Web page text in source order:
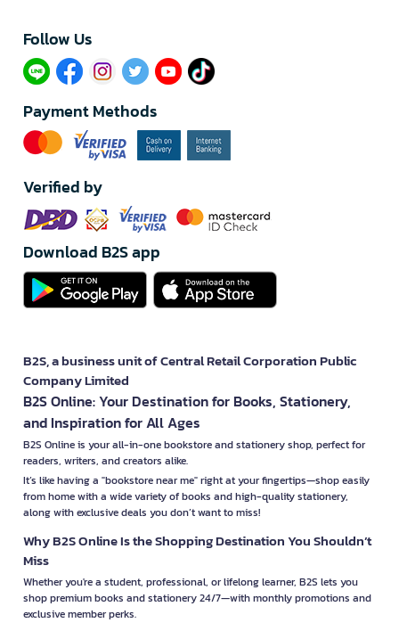
Follow Us​
Payment Methods
Verified by
Download B2S app
B2S, a business unit of Central Retail Corporation Public
Company Limited
B2S Online: Your Destination for Books, Stationery,
and Inspiration for All Ages
B2S Online is your all-in-one bookstore and stationery shop, perfect for
readers, writers, and creators alike.
It’s like having a "bookstore near me" right at your fingertips—shop easily
from home with a wide variety of books and high-quality stationery,
along with exclusive deals you don’t want to miss!
Why B2S Online Is the Shopping Destination You Shouldn’t
Miss
Whether you're a student, professional, or lifelong learner, B2S lets you
shop premium books and stationery 24/7—with monthly promotions and
exclusive member perks.